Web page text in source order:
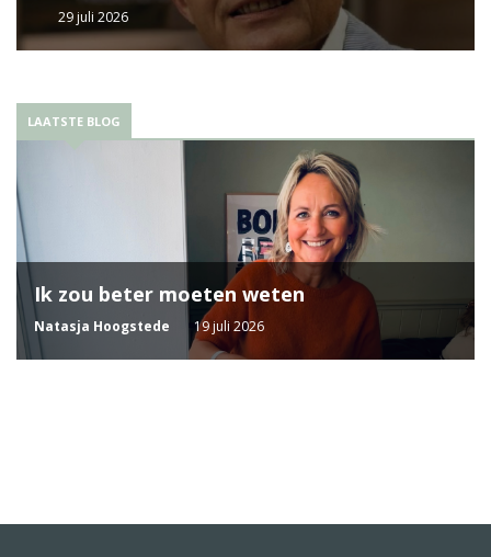
29 juli 2026
LAATSTE BLOG
Ik zou beter moeten weten
Natasja Hoogstede 19 juli 2026